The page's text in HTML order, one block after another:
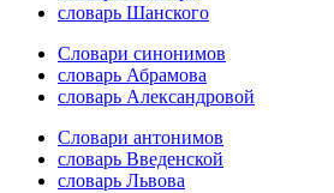
словарь Шанского
Словари синонимов
словарь Абрамова
словарь Александровой
Словари антонимов
словарь Введенской
словарь Львова